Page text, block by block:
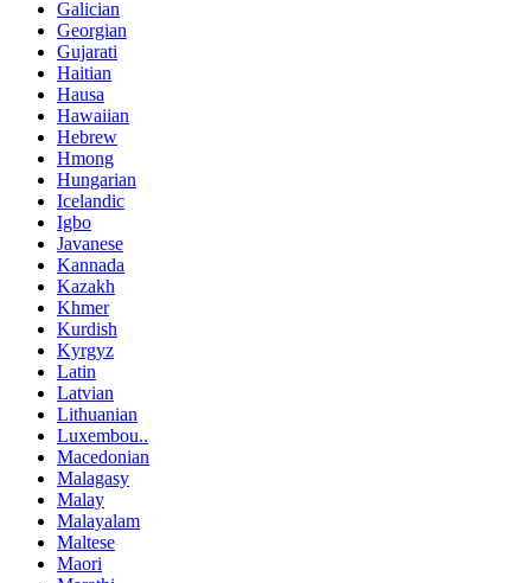
Galician
Georgian
Gujarati
Haitian
Hausa
Hawaiian
Hebrew
Hmong
Hungarian
Icelandic
Igbo
Javanese
Kannada
Kazakh
Khmer
Kurdish
Kyrgyz
Latin
Latvian
Lithuanian
Luxembou..
Macedonian
Malagasy
Malay
Malayalam
Maltese
Maori